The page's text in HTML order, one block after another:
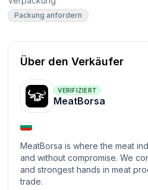
Packung anfordern
Über den Verkäufer
VERIFIZIERT
MeatBorsa
MeatBorsa is where the meat
and without compromise. We
and strongest hands in meat
trade.